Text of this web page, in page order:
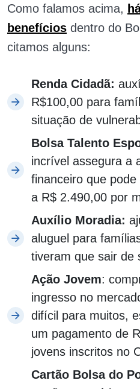
Como falamos acima,
benefícios dentro do
citamos alguns:
Renda Cidadã:
R$100,00 para
situação de
Bolsa Talento
incrível assegura a
financeiro que
a R$ 2.490,00 por
Auxílio Moradia:
aluguel para
tiveram que sair de
Ação Jovem:
ingresso no
difícil para muitos,
um pagamento de
jovens inscritos no
Cartão Bolsa do